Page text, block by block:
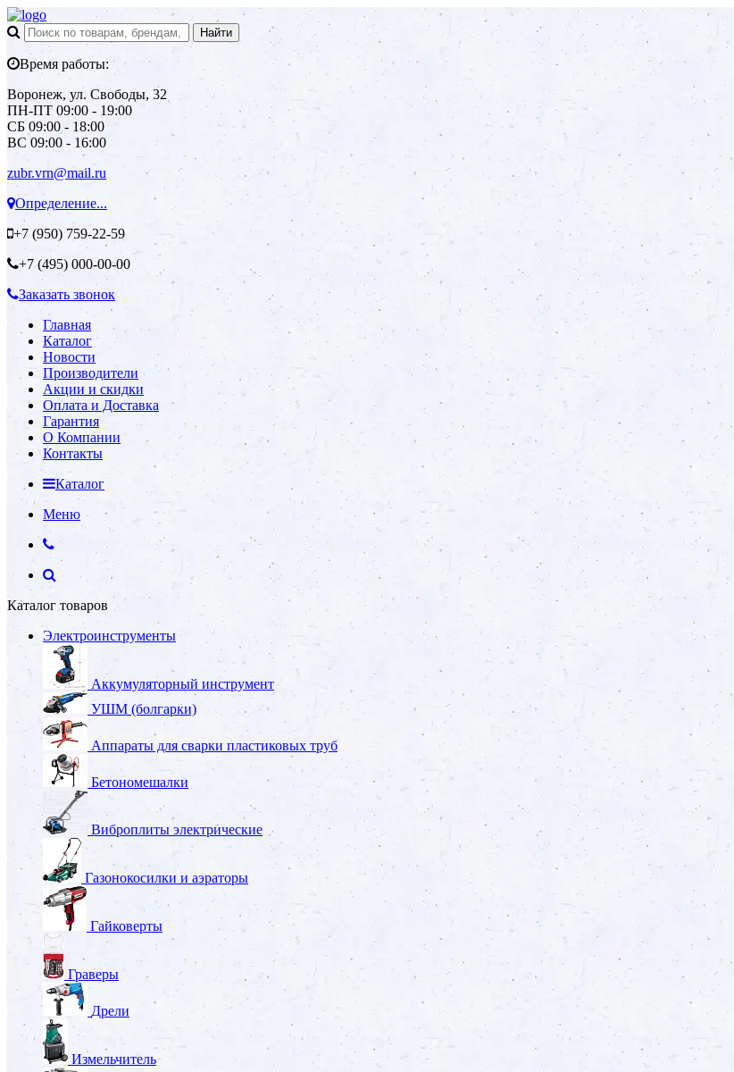
Время работы:
Воронеж, ул. Свободы, 32
ПН-ПТ 09:00 - 19:00
СБ 09:00 - 18:00
ВС 09:00 - 16:00
zubr.vrn@mail.ru
Определение...
+7 (950) 759-22-59
+7 (495) 000-00-00
Заказать звонок
Главная
Каталог
Новости
Производители
Акции и скидки
Оплата и Доставка
Гарантия
О Компании
Контакты
Каталог
Меню
Каталог товаров
Электроинструменты
Аккумуляторный инструмент
УШМ (болгарки)
Аппараты для сварки пластиковых труб
Бетономешалки
Виброплиты электрические
Газонокосилки и аэраторы
Гайковерты
Граверы
Дрели
Измельчитель